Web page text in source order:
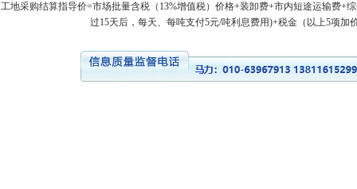
工地采购结算指导价=市场批量含税（13%增值税）价格+装卸费+市内短途运输费+
过15天后，每天、每吨支付5元/吨利息费用)+税金（以上5项加